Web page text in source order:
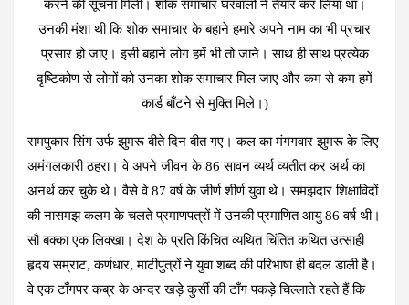
करने की सूचना मिली। शोक समाचार घरवालों ने तैयार कर लिया था।
उनकी मंशा थी कि शोक समाचार के बहाने हमारे अपने नाम का भी प्रचार
प्रसार हो जाए। इसी बहाने लोग हमें भी तो जाने। साथ ही साथ प्रत्येक
दृष्टिकोण से लोगों को उनका शोक समाचार मिल जाए और कम से कम हमें
कार्ड बाँटने से मुक्ति मिले।)
रामपुकार सिंग उर्फ झुमरू बीते दिन बीत गए। कल का मंगगवार झुमरू के लिए
अमंगलकारी ठहरा। वे अपने जीवन के 86 सावन व्यर्थ व्यतीत कर अर्थ का
अनर्थ कर चुके थे। वैसे वे 87 वर्ष के जीर्ण शीर्ण युवा थे। समझदार शिक्षाविदों
की नासमझ कलम के चलते प्रमाणपत्रों में उनकी प्रमाणित आयु 86 वर्ष थी।
सौ बक्का एक लिक्खा। देश के प्रति किंचित व्यथित चिंतित कथित उत्साही
हृदय सम्राट, कर्णधार, माटीपुत्रों ने युवा शब्द की परिभाषा ही बदल डाली है।
वे एक टाँगपर कब्र के अन्दर खड़े कुर्सी की टाँग पकड़े चिल्लाते रहते हैं कि